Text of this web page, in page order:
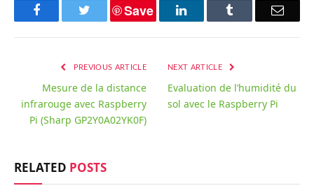
Facebook TwitterSave LinkedInTumblr Email
PREVIOUS ARTICLE
Mesure de la distance
infrarouge avec Raspberry
Pi (Sharp GP2Y0A02YK0F)
NEXT ARTICLE
Evaluation de l’humidité du
sol avec le Raspberry Pi
RELATED POSTS